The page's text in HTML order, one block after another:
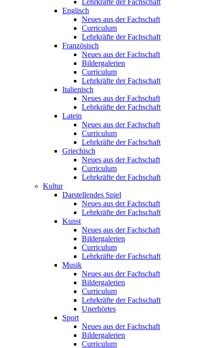
Lehrkräfte der Fachschaft
Englisch
Neues aus der Fachschaft
Curriculum
Lehrkräfte der Fachschaft
Französisch
Neues aus der Fachschaft
Bildergalerien
Curriculum
Lehrkräfte der Fachschaft
Italienisch
Neues aus der Fachschaft
Lehrkräfte der Fachschaft
Latein
Neues aus der Fachschaft
Curriculum
Lehrkräfte der Fachschaft
Griechisch
Neues aus der Fachschaft
Curriculum
Lehrkräfte der Fachschaft
Kultur
Darstellendes Spiel
Neues aus der Fachschaft
Lehrkräfte der Fachschaft
Kunst
Neues aus der Fachschaft
Bildergalerien
Curriculum
Lehrkräfte der Fachschaft
Musik
Neues aus der Fachschaft
Bildergalerien
Curriculum
Lehrkräfte der Fachschaft
Unerhörtes
Sport
Neues aus der Fachschaft
Bildergalerien
Curriculum